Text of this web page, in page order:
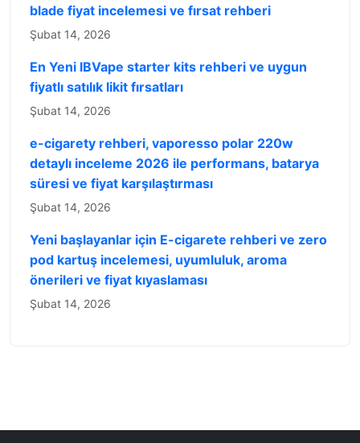
blade fiyat incelemesi ve fırsat rehberi
Şubat 14, 2026
En Yeni IBVape starter kits rehberi ve uygun
fiyatlı satılık likit fırsatları
Şubat 14, 2026
e-cigarety rehberi, vaporesso polar 220w
detaylı inceleme 2026 ile performans, batarya
süresi ve fiyat karşılaştırması
Şubat 14, 2026
Yeni başlayanlar için E-cigarete rehberi ve zero
pod kartuş incelemesi, uyumluluk, aroma
önerileri ve fiyat kıyaslaması
Şubat 14, 2026